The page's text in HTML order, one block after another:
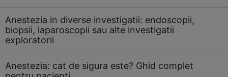
Anestezia in diverse investigatii: endoscopii,
biopsii, laparoscopii sau alte investigatii
exploratorii
Anestezia: cat de sigura este? Ghid complet